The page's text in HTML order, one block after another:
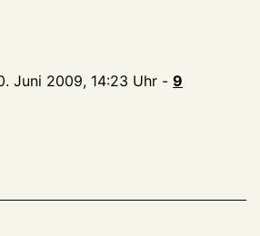
Juni 2009, 14:23 Uhr - 9